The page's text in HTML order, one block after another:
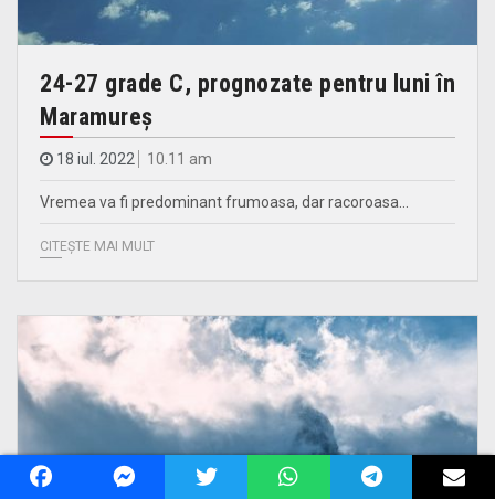
24-27 grade C, prognozate pentru luni în
Maramureș
18 iul. 2022 10.11 am
Vremea va fi predominant frumoasa, dar racoroasa…
CITEȘTE MAI MULT